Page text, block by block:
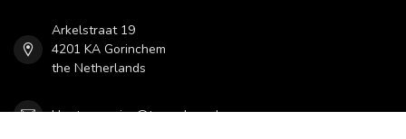
Arkelstraat 19
4201 KA Gorinchem
the Netherlands
klantenservice@teamshop.nl